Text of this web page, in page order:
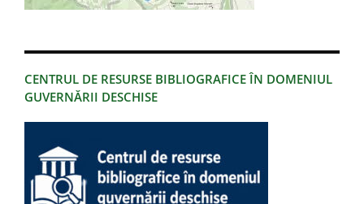
CENTRUL DE RESURSE BIBLIOGRAFICE ÎN DOMENIUL
GUVERNĂRII DESCHISE